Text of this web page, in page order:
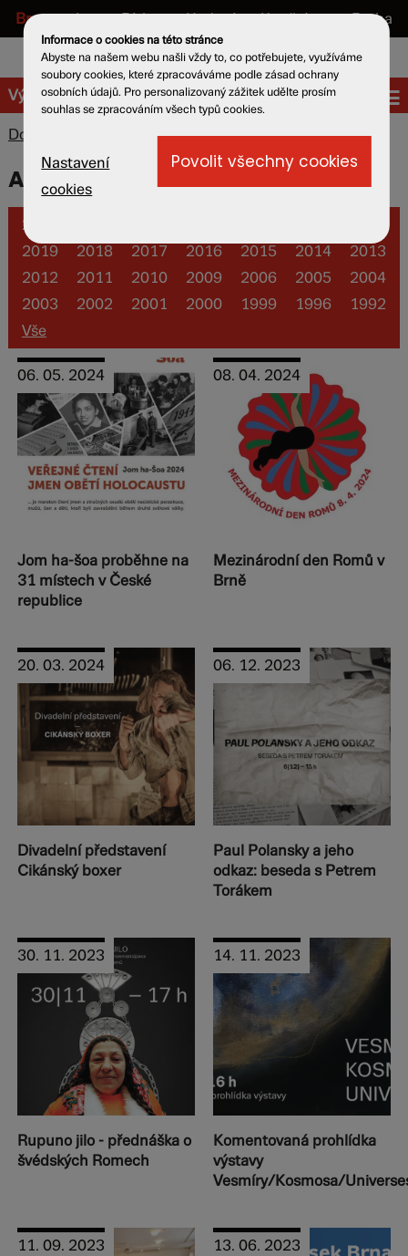
Brno Lety u Písku Hodonín u Kunštátu Praha
cs en de
Výstavy a akce
Domů Výstavy a akce» Archiv výstav a dalších akcí
Archiv výstav a dalších akcí
2026
2019
2018 2017 2016 2015 2014
2013
2012
2011 2010 2009 2006 2005
2004
2003
2002 2001 2000 1999 1996
1992
Vše
06. 05. 2024
Jom ha-šoa proběhne na
31 místech v České
republice
08. 04. 2024
Mezinárodní den Romů v
Brně
20. 03. 2024
Divadelní představení
Cikánský boxer
06. 12. 2023
Paul Polansky a jeho
odkaz: beseda s Petrem
Torákem
30. 11. 2023
Rupuno jilo - přednáška o
švédských Romech
14. 11. 2023
Komentovaná prohlídka
výstavy
Vesmíry/Kosmosa/
11. 09. 2023 13. 06. 2023
Informace o cookies na této stránce
Abyste na našem webu našli vždy to, co potřebujete, využíváme
soubory cookies, které zpracováváme podle zásad ochrany
osobních údajů. Pro personalizovaný zážitek udělte prosím
souhlas se zpracováním všech typů cookies.
Nastavení
cookies